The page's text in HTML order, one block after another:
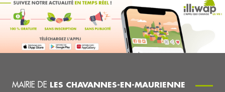
MAIRIE DE LES CHAVANNES-EN-MAURIENNE